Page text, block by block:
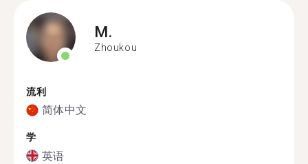
M.
Zhoukou
流利
简体中文
学
英语